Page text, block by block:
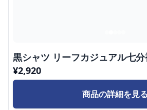
黒シャツ リーフカジュアル七
¥2,920
商品の詳細を見る